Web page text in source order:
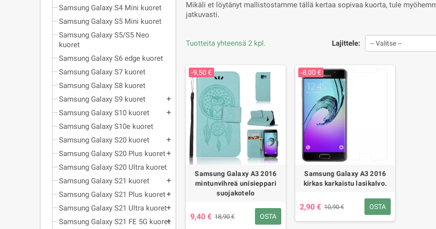
Samsung Galaxy S4 Mini kuoret
Samsung Galaxy S5 Mini kuoret
Samsung Galaxy S5/S5 Neo
kuoret
Samsung Galaxy S6 edge kuoret
Samsung Galaxy S7 kuoret
Samsung Galaxy S8 kuoret
Samsung Galaxy S9 kuoret
add
Samsung Galaxy S10 kuoret add
Samsung Galaxy S10e kuoret
Samsung Galaxy S20 kuoret
add
Samsung Galaxy S20 Plus kuoretadd
Samsung Galaxy S20 Ultra kuoret
Samsung Galaxy S21 kuoret
add
Samsung Galaxy S21 Plus kuoretadd
Samsung Galaxy S21 Ultra kuoretadd
Samsung Galaxy S21 FE 5G kuoret
add
Mikäli et löytänyt mallistostamme tällä kertaa sopivaa kuorta, tule
jatkuvasti.
Lajittele: -- Valitse --
Tuotteita yhteensä 2 kpl.
-9,50 €
Samsung Galaxy A3 2016
mintunvihreä unisieppari
suojakotelo
9,40 € 18,90 € OSTA
-8,00 €
Samsung Galaxy A3 2016
kirkas karkaistu lasikalvo.
2,90 € 10,90 € OSTA